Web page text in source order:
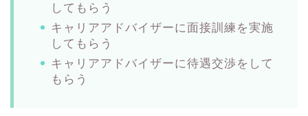
してもらう
キャリアアドバイザーに面接訓練を実施
してもらう
キャリアアドバイザーに待遇交渉をして
もらう